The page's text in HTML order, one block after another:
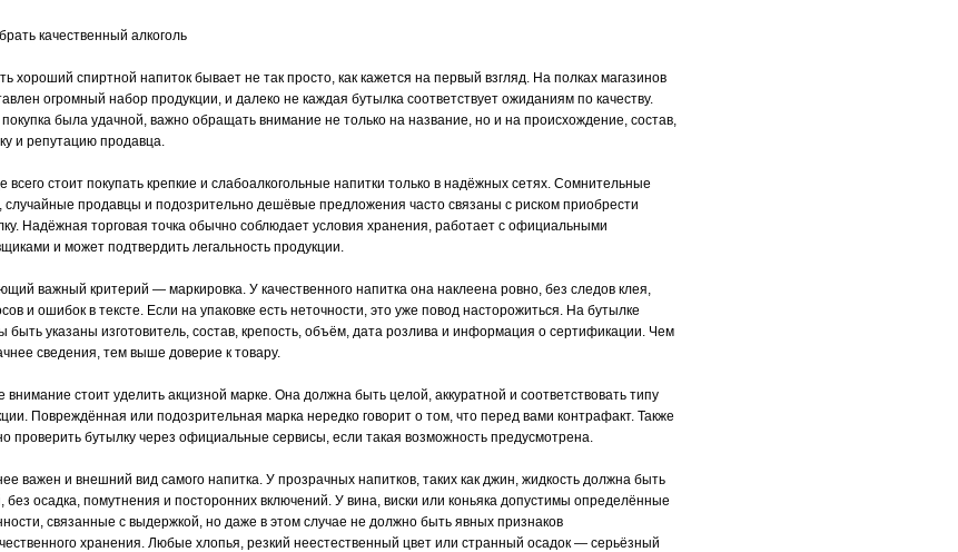
качественный алкоголь
хороший спиртной напиток бывает не так просто, как кажется на первый взгляд. На полках магазинов
огромный набор продукции, и далеко не каждая бутылка соответствует ожиданиям по качеству.
была удачной, важно обращать внимание не только на название, но и на происхождение, состав,
и репутацию продавца.
всего стоит покупать крепкие и слабоалкогольные напитки только в надёжных сетях. Сомнительные
случайные продавцы и подозрительно дешёвые предложения часто связаны с риском приобрести
Надёжная торговая точка обычно соблюдает условия хранения, работает с официальными
и может подтвердить легальность продукции.
важный критерий — маркировка. У качественного напитка она наклеена ровно, без следов клея,
и ошибок в тексте. Если на упаковке есть неточности, это уже повод насторожиться. На бутылке
быть указаны изготовитель, состав, крепость, объём, дата розлива и информация о сертификации. Чем
сведения, тем выше доверие к товару.
внимание стоит уделить акцизной марке. Она должна быть целой, аккуратной и соответствовать типу
Повреждённая или подозрительная марка нередко говорит о том, что перед вами контрафакт. Также
проверить бутылку через официальные сервисы, если такая возможность предусмотрена.
важен и внешний вид самого напитка. У прозрачных напитков, таких как джин, жидкость должна быть
без осадка, помутнения и посторонних включений. У вина, виски или коньяка допустимы определённые
связанные с выдержкой, но даже в этом случае не должно быть явных признаков
хранения. Любые хлопья, резкий неестественный цвет или странный осадок — серьёзный